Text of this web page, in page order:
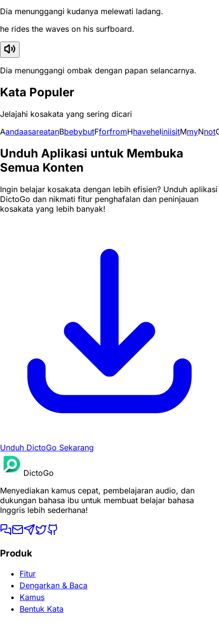
Dia menunggangi kudanya melewati ladang.
he rides the waves on his surfboard.
Dia menunggangi ombak dengan papan selancarnya.
Kata Populer
Jelajahi kosakata yang sering dicari
AandaasareatanBbebybutFforfromHhaveheIiniisitMmyNnot
Unduh Aplikasi untuk Membuka
Semua Konten
Ingin belajar kosakata dengan lebih efisien? Unduh aplikasi
DictoGo dan nikmati fitur penghafalan dan peninjauan
kosakata yang lebih banyak!
Unduh DictoGo Sekarang
DictoGo
Menyediakan kamus cepat, pembelajaran audio, dan
dukungan bahasa ibu untuk membuat belajar bahasa
Inggris lebih sederhana!
Produk
Fitur
Dengarkan & Baca
Kamus
Bentuk Kata